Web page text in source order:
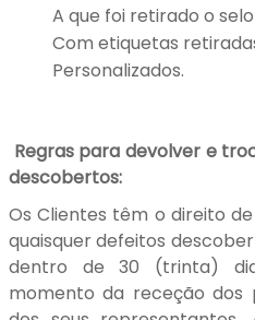
A que foi retirado o
Com etiquetas
Personalizados.
Regras para devolver e
descobertos:
Os Clientes têm o direito
quaisquer defeitos
dentro de 30 (trinta)
momento da receção dos